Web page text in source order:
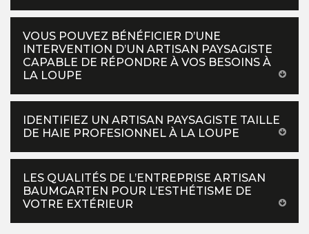
VOUS POUVEZ BÉNÉFICIER D’UNE
INTERVENTION D’UN ARTISAN PAYSAGISTE
CAPABLE DE RÉPONDRE À VOS BESOINS À
LA LOUPE
IDENTIFIEZ UN ARTISAN PAYSAGISTE TAILLE
DE HAIE PROFESIONNEL À LA LOUPE
LES QUALITÉS DE L’ENTREPRISE ARTISAN
BAUMGARTEN POUR L’ESTHÉTISME DE
VOTRE EXTÉRIEUR